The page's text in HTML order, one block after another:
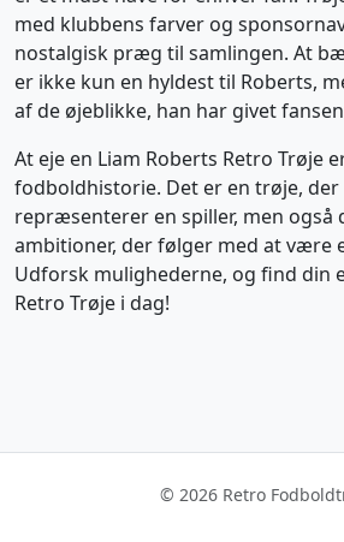
med klubbens farver og
nostalgisk præg til samlingen. At
er ikke kun en hyldest til Roberts,
af de øjeblikke, han har givet
At eje en Liam Roberts Retro Trøje
fodboldhistorie. Det er en trøje,
repræsenterer en spiller, men også
ambitioner, der følger med at være
Udforsk mulighederne, og find din
Retro Trøje i dag!
© 2026 Retro